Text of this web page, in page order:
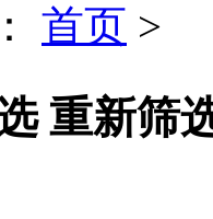
首页 >
重新筛